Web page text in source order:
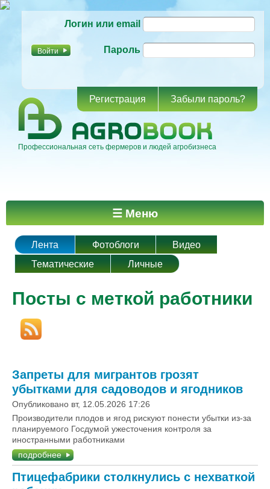
основному
Логин или email
Пароль
Регистрация Забыли пароль?
Профессиональная сеть фермеров и людей агробизнеса
Главное меню ☰ Меню
Лента Фотоблоги
Видео
Тематические
Личные
Посты с меткой работники
Запреты для мигрантов грозят
убытками для садоводов и ягодников
Опубликовано вт, 12.05.2026 17:26
Производители плодов и ягод рискуют понести убытки из-за
планируемого Госдумой ужесточения контроля за
иностранными работниками
подробнее
Птицефабрики столкнулись с нехваткой